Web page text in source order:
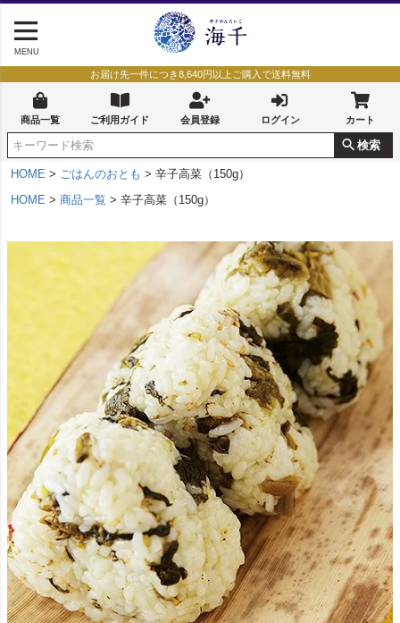
MENU
お届け先一件につき8,640円以上ご購入で送料無料
商品一覧 ご利用ガイド 会員登録 ログイン カート
検索
HOME ごはんのおとも
辛子高菜（150g）
HOME
商品一覧 辛子高菜（150g）